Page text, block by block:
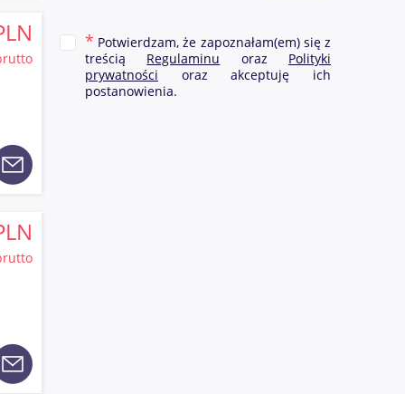
Potwierdzam, że zapoznałam(em) się z
treścią Regulaminu oraz Polityki
prywatności oraz akceptuję ich
postanowienia.